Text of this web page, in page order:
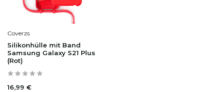
Coverzs
Silikonhülle mit Band
Samsung Galaxy S21 Plus
(Rot)
16,99 €